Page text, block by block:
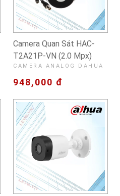
Camera Quan Sát HAC-
T2A21P-VN (2.0 Mpx)
CAMERA ANALOG DAHUA
948,000 đ